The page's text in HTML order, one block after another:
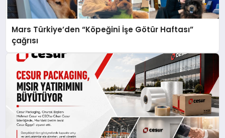
Mars Türkiye’den “Köpeğini İşe Götür Haftası”
çağrısı